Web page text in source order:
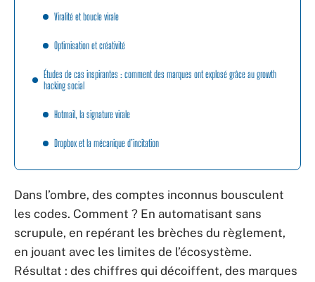
Viralité et boucle virale
Optimisation et créativité
Études de cas inspirantes : comment des marques ont explosé grâce au growth
hacking social
Hotmail, la signature virale
Dropbox et la mécanique d’incitation
Dans l’ombre, des comptes inconnus bousculent
les codes. Comment ? En automatisant sans
scrupule, en repérant les brèches du règlement,
en jouant avec les limites de l’écosystème.
Résultat : des chiffres qui décoiffent, des marques